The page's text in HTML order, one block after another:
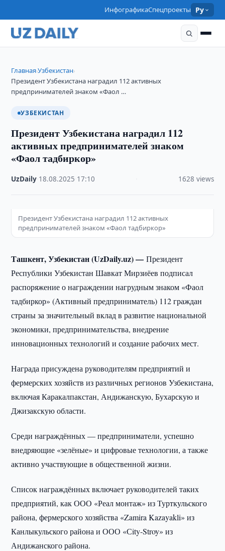
ИнфографикаСпецпроекты Ру
Главная›Узбекистан›
Президент Узбекистана наградил 112 активных
предпринимателей знаком «Фаол …
УЗБЕКИСТАН
Президент Узбекистана наградил 112
активных предпринимателей знаком
«Фаол тадбиркор»
UzDaily 18.08.2025 17:10 1628 views
Президент Узбекистана наградил 112 активных
предпринимателей знаком «Фаол тадбиркор»
Ташкент, Узбекистан (UzDaily.uz) —Президент
Республики Узбекистан Шавкат Мирзиёев подписал
распоряжение о награждении нагрудным знаком «Фаол
тадбиркор» (Активный предприниматель) 112 граждан
страны за значительный вклад в развитие национальной
экономики, предпринимательства, внедрение
инновационных технологий и создание рабочих мест.
Награда присуждена руководителям предприятий и
фермерских хозяйств из различных регионов Узбекистана,
включая Каракалпакстан, Андижанскую, Бухарскую и
Джизакскую области.
Среди награждённых — предприниматели, успешно
внедряющие «зелёные» и цифровые технологии, а также
активно участвующие в общественной жизни.
Список награждённых включает руководителей таких
предприятий, как ООО «Реал монтаж» из Турткульского
района, фермерского хозяйства «Zamira Kazayakli» из
Канлыкульского района и ООО «Сity-Stroy» из
Андижанского района.